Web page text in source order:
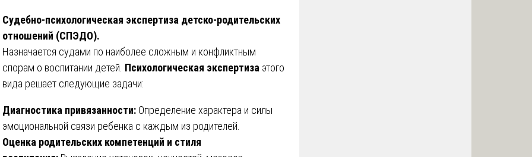
Судебно-психологическая экспертиза детско-родительских
отношений (СПЭДО).
Назначается судами по наиболее сложным и конфликтным
спорам о воспитании детей. Психологическая экспертиза этого
вида решает следующие задачи:
Диагностика привязанности: Определение характера и силы
эмоциональной связи ребенка с каждым из родителей.
Оценка родительских компетенций и стиля